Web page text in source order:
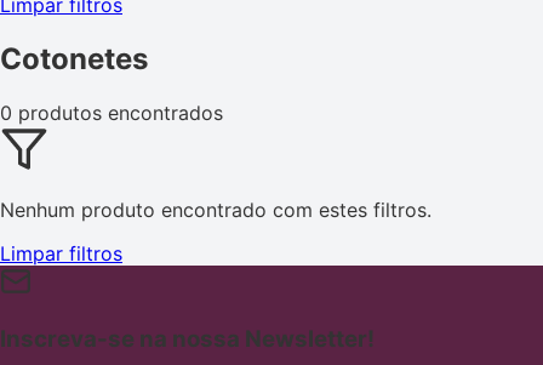
Limpar filtros
Cotonetes
0 produtos encontrados
Nenhum produto encontrado com estes filtros.
Limpar filtros
Inscreva-se na nossa Newsletter!